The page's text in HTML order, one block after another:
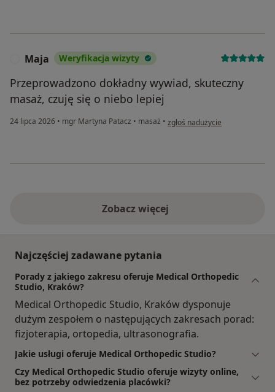
Maja Weryfikacja wizyty
Przeprowadzono dokładny wywiad, skuteczny
masaż, czuję się o niebo lepiej
24 lipca 2026 • mgr Martyna Patacz • masaż • w opinii użytkownika Maja
zgłoś nadużycie
Zobacz więcej
Najczęściej zadawane pytania
Porady z jakiego zakresu oferuje Medical Orthopedic
Studio, Kraków?
Medical Orthopedic Studio, Kraków dysponuje
dużym zespołem o następujących zakresach porad:
fizjoterapia, ortopedia, ultrasonografia.
Jakie usługi oferuje Medical Orthopedic Studio?
Czy Medical Orthopedic Studio oferuje wizyty online,
bez potrzeby odwiedzenia placówki?